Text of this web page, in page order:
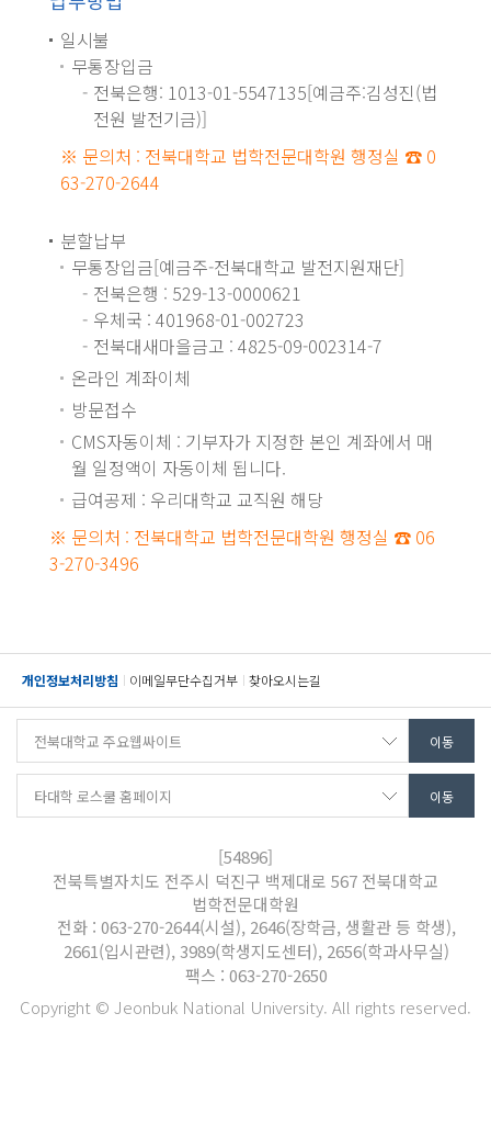
일시불
무통장입금
전북은행: 1013-01-5547135[예금주:김성진(법
전원 발전기금)]
※ 문의처 : 전북대학교 법학전문대학원 행정실 ☎ 0
63-270-2644
분할납부
무통장입금[예금주-전북대학교 발전지원재단]
전북은행 : 529-13-0000621
우체국 : 401968-01-002723
전북대새마을금고 : 4825-09-002314-7
온라인 계좌이체
방문접수
CMS자동이체 : 기부자가 지정한 본인 계좌에서 매
월 일정액이 자동이체 됩니다.
급여공제 : 우리대학교 교직원 해당
※ 문의처 : 전북대학교 법학전문대학원 행정실 ☎ 06
3-270-3496
개인정보처리방침 이메일무단수집거부 찾아오시는길
[54896]
전북특별자치도 전주시 덕진구 백제대로 567 전북대학교
법학전문대학원
전화 : 063-270-2644(시설), 2646(장학금, 생활관 등 학생),
2661(입시관련), 3989(학생지도센터), 2656(학과사무실)
팩스 : 063-270-2650
Copyright © Jeonbuk National University. All rights reserved.